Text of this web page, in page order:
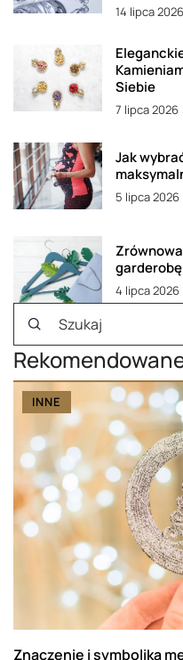
14 lipca 2026
Siebie
7 lipca 2026
Jak
5 lipca 2026
4 lipca 2026
INNE
Znaczenie i symbolika